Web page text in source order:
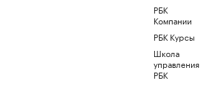
РБК
Компании
РБК Курсы
Школа
управления
РБК